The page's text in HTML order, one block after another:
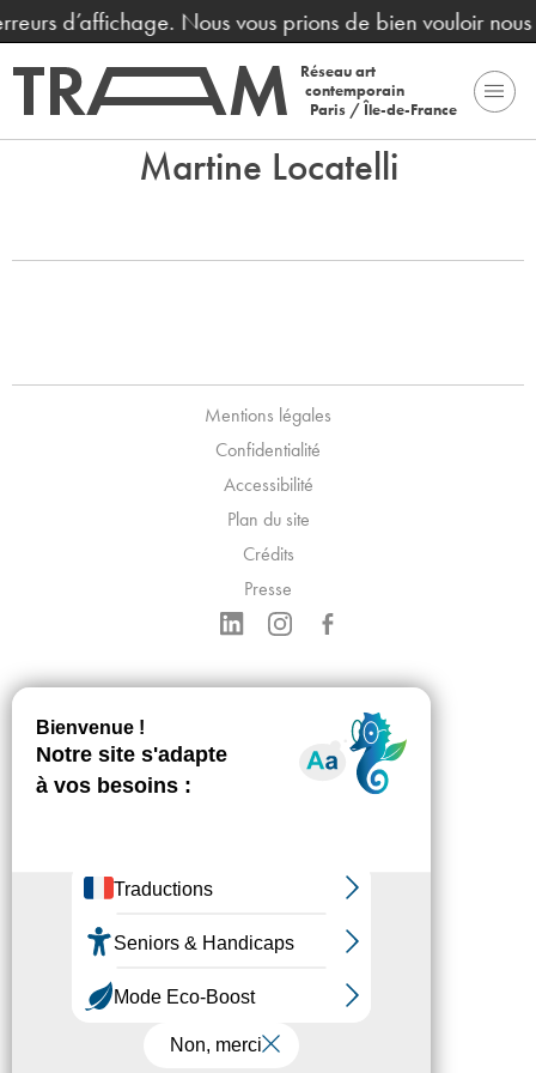
d’affichage. Nous vous prions de bien vouloir
Réseau art
contemporain
Paris / Île-de-France
Martine Locatelli
Mentions légales
Confidentialité
Accessibilité
Plan du site
Crédits
Presse